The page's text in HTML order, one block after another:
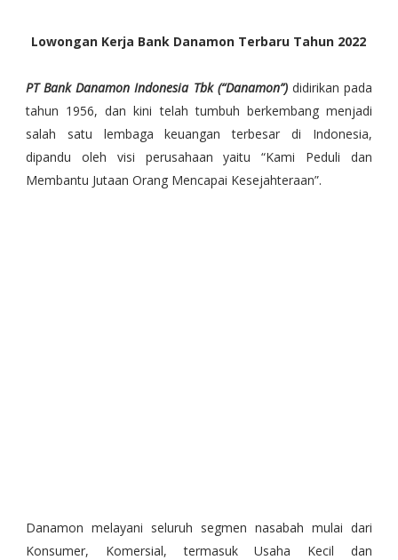
Lowongan Kerja Bank Danamon Terbaru Tahun 2022
PT Bank Danamon Indonesia Tbk (“Danamon”)didirikan pada
tahun 1956, dan kini telah tumbuh berkembang menjadi
salah satu lembaga keuangan terbesar di Indonesia,
dipandu oleh visi perusahaan yaitu “Kami Peduli dan
Membantu Jutaan Orang Mencapai Kesejahteraan”.
Danamon melayani seluruh segmen nasabah mulai dari
Konsumer, Komersial, termasuk Usaha Kecil dan